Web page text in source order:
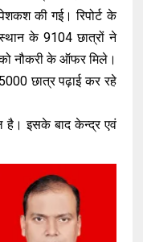
की गई। रिपोर्ट के
के 9104 छात्रों ने
नौकरी के ऑफर मिले।
छात्र पढ़ाई कर रहे
इसके बाद केन्द्र एवं